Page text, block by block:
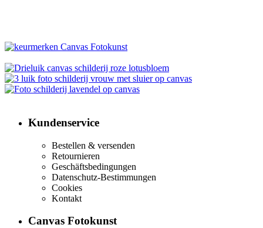
Kundenservice
Bestellen & versenden
Retournieren
Geschäftsbedingungen
Datenschutz-Bestimmungen
Cookies
Kontakt​
Canvas Fotokunst